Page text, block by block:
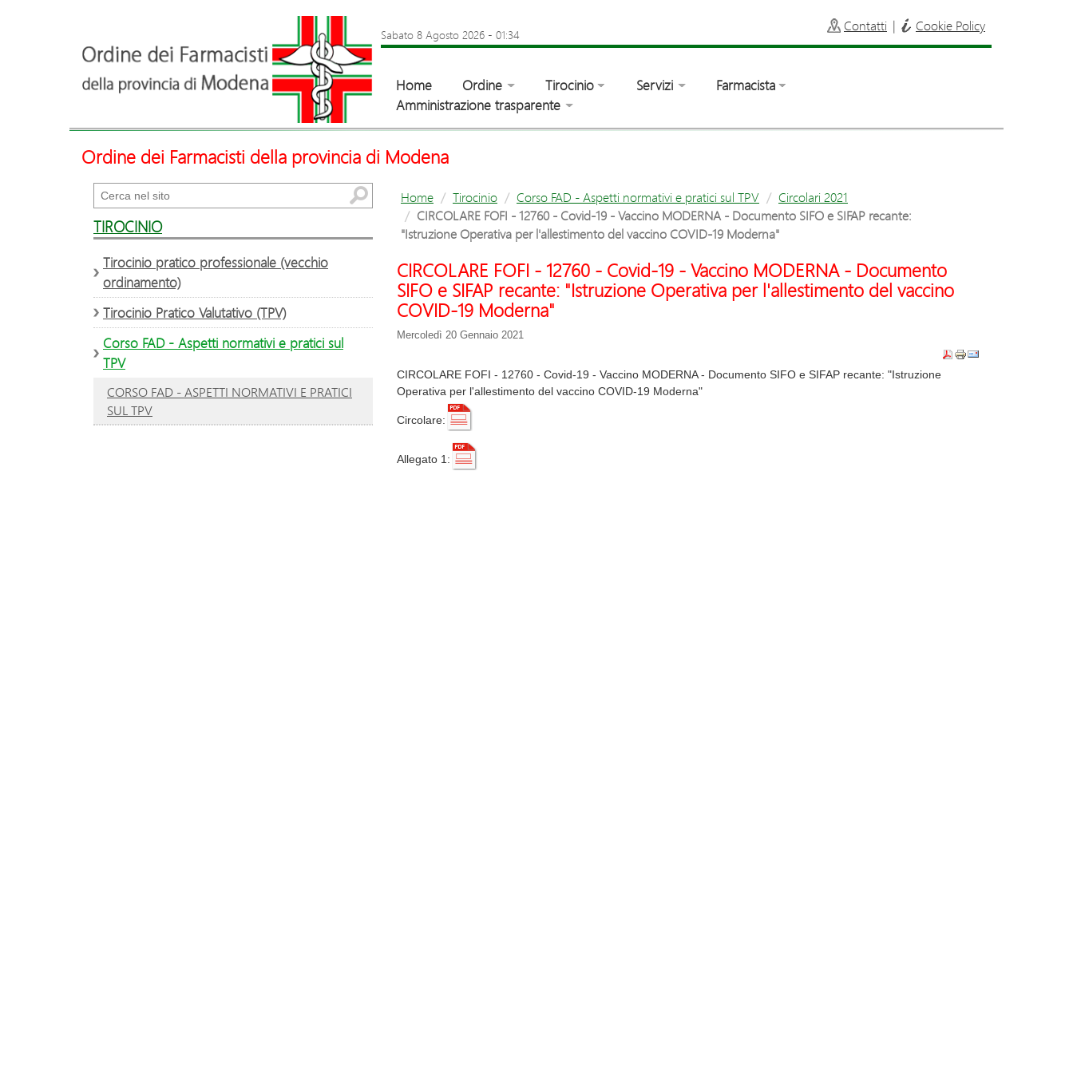
Sabato 8 Agosto 2026 - 01:34
Contatti | Cookie Policy
Home Ordine Tirocinio Servizi
Farmacista
Amministrazione trasparente
Ordine dei Farmacisti della provincia di Modena
Home Tirocinio Corso FAD - Aspetti normativi e pratici sul TPV
Circolari 2021
CIRCOLARE FOFI - 12760 - Covid-19 - Vaccino MODERNA - Documento SIFO e SIFAP recante:
"Istruzione Operativa per l'allestimento del vaccino COVID-19 Moderna"
CIRCOLARE FOFI - 12760 - Covid-19 - Vaccino MODERNA - Documento
SIFO e SIFAP recante: "Istruzione Operativa per l'allestimento del vaccino
COVID-19 Moderna"
Mercoledì 20 Gennaio 2021
CIRCOLARE FOFI - 12760 - Covid-19 - Vaccino MODERNA - Documento SIFO e SIFAP recante: "Istruzione
Operativa per l'allestimento del vaccino COVID-19 Moderna"
Circolare:
Allegato 1:
Cerca
TIROCINIO
Tirocinio pratico professionale (vecchio
ordinamento)
Tirocinio Pratico Valutativo (TPV)
Corso FAD - Aspetti normativi e pratici sul
TPV
CORSO FAD - ASPETTI NORMATIVI E PRATICI
SUL TPV